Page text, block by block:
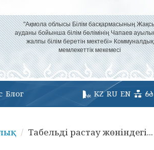
"Ақмола облысы Білім басқармасының
ауданы бойынша білім бөлімінің Чапаев
жалпы білім беретін мектебі» Коммуналдық
мемлекеттік мекемесі
Блог EN
RU
KZ
Табельді растау жөніндегі...